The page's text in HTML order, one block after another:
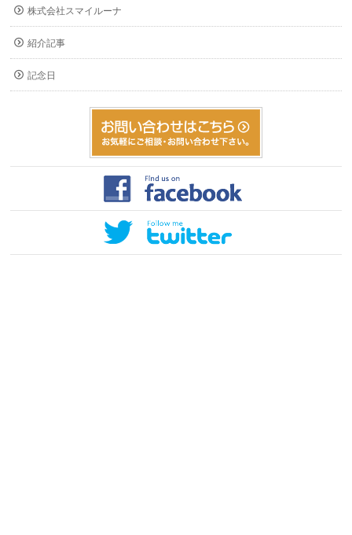
株式会社スマイルーナ
紹介記事
記念日